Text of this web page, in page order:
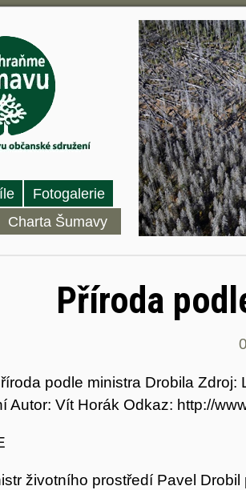
Fotogalerie
Charta Šumavy
Příroda
podle ministra Drobila
Autor: Vít Horák Odkaz: http://
životního prostředí Pavel